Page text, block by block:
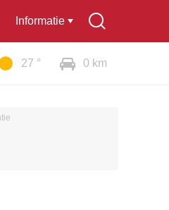
Informatie
27 ° 0 km